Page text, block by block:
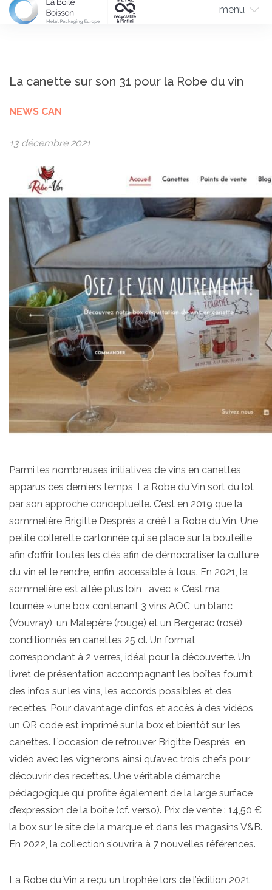
menu
La canette sur son 31 pour la Robe du vin
NEWS CAN
13 décembre 2021
Parmi les nombreuses initiatives de vins en canettes
apparus ces derniers temps, La Robe du Vin sort du lot
par son approche conceptuelle. C’est en 2019 que la
sommelière Brigitte Després a créé La Robe du Vin. Une
petite collerette cartonnée qui se place sur la bouteille
afin d’offrir toutes les clés afin de démocratiser la culture
du vin et le rendre, enfin, accessible à tous. En 2021, la
sommelière est allée plus loin avec « C’est ma
tournée » une box contenant 3 vins AOC, un blanc
(Vouvray), un Malepère (rouge) et un Bergerac (rosé)
conditionnés en canettes 25 cl. Un format
correspondant à 2 verres, idéal pour la découverte. Un
livret de présentation accompagnant les boîtes fournit
des infos sur les vins, les accords possibles et des
recettes. Pour davantage d’infos et accès à des vidéos,
un QR code est imprimé sur la box et bientôt sur les
canettes. L’occasion de retrouver Brigitte Després, en
vidéo avec les vignerons ainsi qu’avec trois chefs pour
découvrir des recettes. Une véritable démarche
pédagogique qui profite également de la large surface
d’expression de la boîte (cf. verso). Prix de vente : 14,50 €
la box sur le site de la marque et dans les magasins V&B.
En 2022, la collection s’ouvrira à 7 nouvelles références.
La Robe du Vin a reçu un trophée lors de l’édition 2021